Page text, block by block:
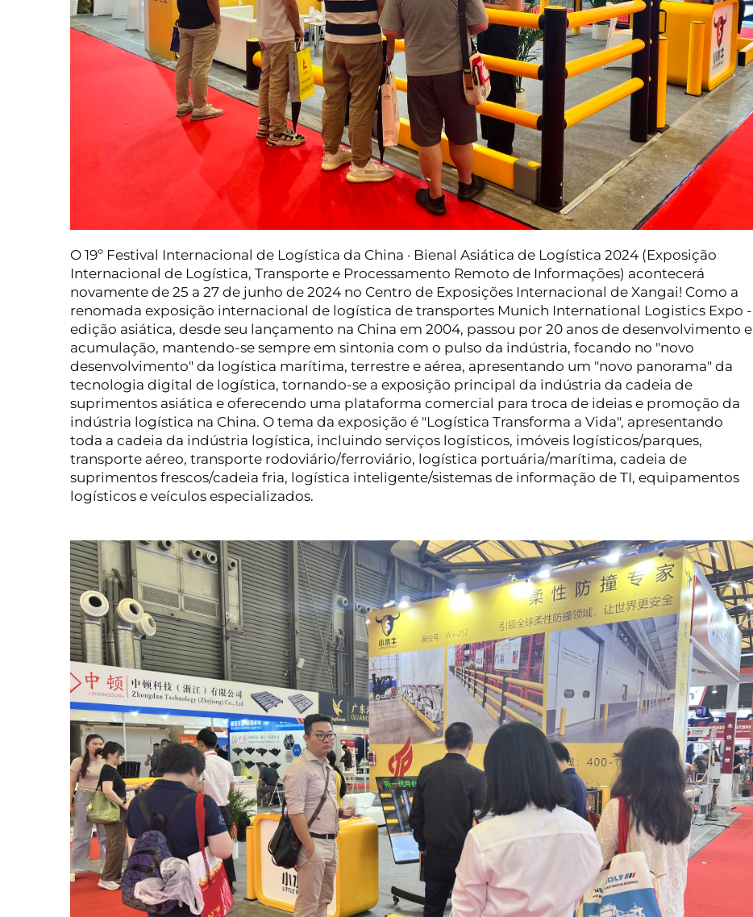
O 19º Festival Internacional de Logística da China · Bienal Asiática de Logística 2024 (Exposição
Internacional de Logística, Transporte e Processamento Remoto de Informações) acontecerá
novamente de 25 a 27 de junho de 2024 no Centro de Exposições Internacional de Xangai! Como a
renomada exposição internacional de logística de transportes Munich International Logistics Expo -
edição asiática, desde seu lançamento na China em 2004, passou por 20 anos de desenvolvimento e
acumulação, mantendo-se sempre em sintonia com o pulso da indústria, focando no "novo
desenvolvimento" da logística marítima, terrestre e aérea, apresentando um "novo panorama" da
tecnologia digital de logística, tornando-se a exposição principal da indústria da cadeia de
suprimentos asiática e oferecendo uma plataforma comercial para troca de ideias e promoção da
indústria logística na China. O tema da exposição é "Logística Transforma a Vida", apresentando
toda a cadeia da indústria logística, incluindo serviços logísticos, imóveis logísticos/parques,
transporte aéreo, transporte rodoviário/ferroviário, logística portuária/marítima, cadeia de
suprimentos frescos/cadeia fria, logística inteligente/sistemas de informação de TI, equipamentos
logísticos e veículos especializados.